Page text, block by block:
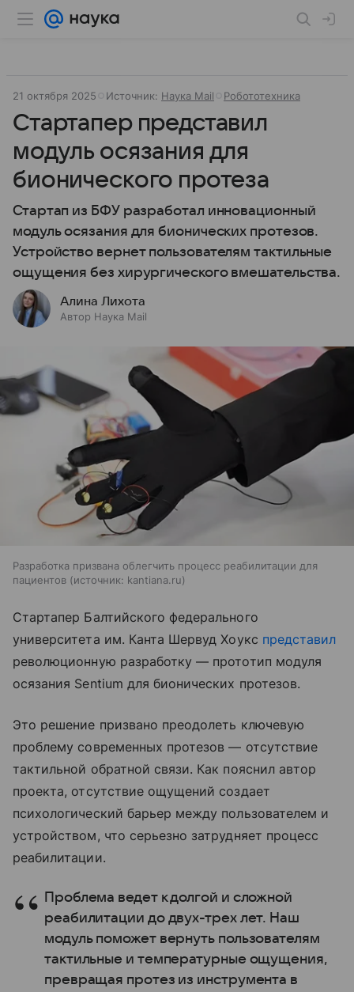
21 октября 2025 Источник: Наука Mail Робототехника
Стартапер представил
модуль осязания для
бионического протеза
Стартап из БФУ разработал инновационный
модуль осязания для бионических протезов.
Устройство вернет пользователям тактильные
ощущения без хирургического вмешательства.
Алина Лихота
Автор Наука Mail
Разработка призвана облегчить процесс реабилитации для
пациентов
источник: kantiana.ru
Стартапер Балтийского федерального
университета им. Канта Шервуд Хоукс представил
революционную разработку — прототип модуля
осязания Sentium для бионических протезов.
Это решение призвано преодолеть ключевую
проблему современных протезов — отсутствие
тактильной обратной связи. Как пояснил автор
проекта, отсутствие ощущений создает
психологический барьер между пользователем и
устройством, что серьезно затрудняет процесс
реабилитации.
Проблема ведет к долгой и сложной
реабилитации до двух-трех лет. Наш
модуль поможет вернуть пользователям
тактильные и температурные ощущения,
превращая протез из инструмента в